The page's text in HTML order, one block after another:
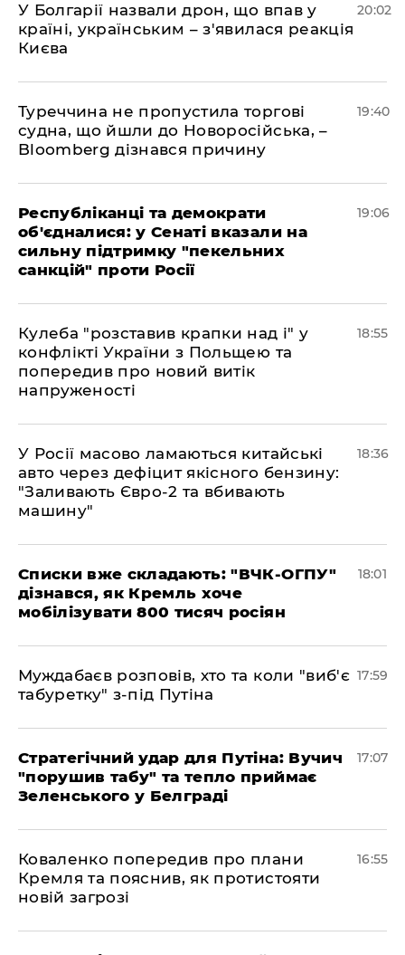
У Болгарії назвали дрон, що впав у
країні, українським – з'явилася реакція
Києва
20:02
Туреччина не пропустила торгові
судна, що йшли до Новоросійська, –
Bloomberg дізнався причину
19:40
Республіканці та демократи
об'єдналися: у Сенаті вказали на
сильну підтримку "пекельних
санкцій" проти Росії
19:06
Кулеба "розставив крапки над і" у
конфлікті України з Польщею та
попередив про новий витік
напруженості
18:55
У Росії масово ламаються китайські
авто через дефіцит якісного бензину:
"Заливають Євро-2 та вбивають
машину"
18:36
Списки вже складають: "ВЧК-ОГПУ"
дізнався, як Кремль хоче
мобілізувати 800 тисяч росіян
18:01
Муждабаєв розповів, хто та коли "виб'є
табуретку" з-під Путіна
17:59
Стратегічний удар для Путіна: Вучич
"порушив табу" та тепло приймає
Зеленського у Белграді
17:07
Коваленко попередив про плани
Кремля та пояснив, як протистояти
новій загрозі
16:55